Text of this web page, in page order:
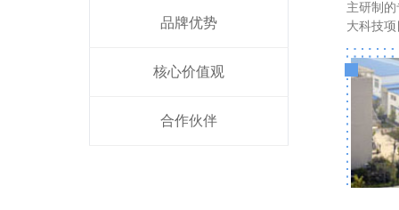
品牌优势
核心价值观
合作伙伴
主研制
大科技